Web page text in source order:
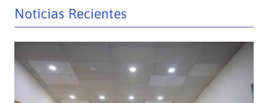
Noticias Recientes